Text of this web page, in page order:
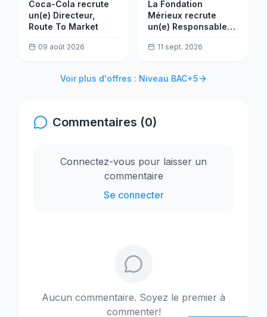
Coca-Cola recrute
un(e) Directeur,
Route To Market
09 août 2026
La Fondation
Mérieux recrute
un(e) Responsable
PROALAB
11 sept. 2026
Voir plus d'offres : Niveau BAC+5
Commentaires (0)
Connectez-vous pour laisser un
commentaire
Se connecter
Aucun commentaire. Soyez le premier à
commenter!